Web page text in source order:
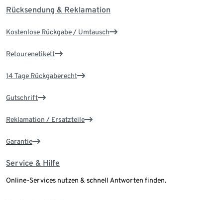
Rücksendung & Reklamation
Kostenlose Rückgabe / Umtausch
Retourenetikett
14 Tage Rückgaberecht
Gutschrift
Reklamation / Ersatzteile
Garantie
Service & Hilfe
Online-Services nutzen & schnell Antworten finden.